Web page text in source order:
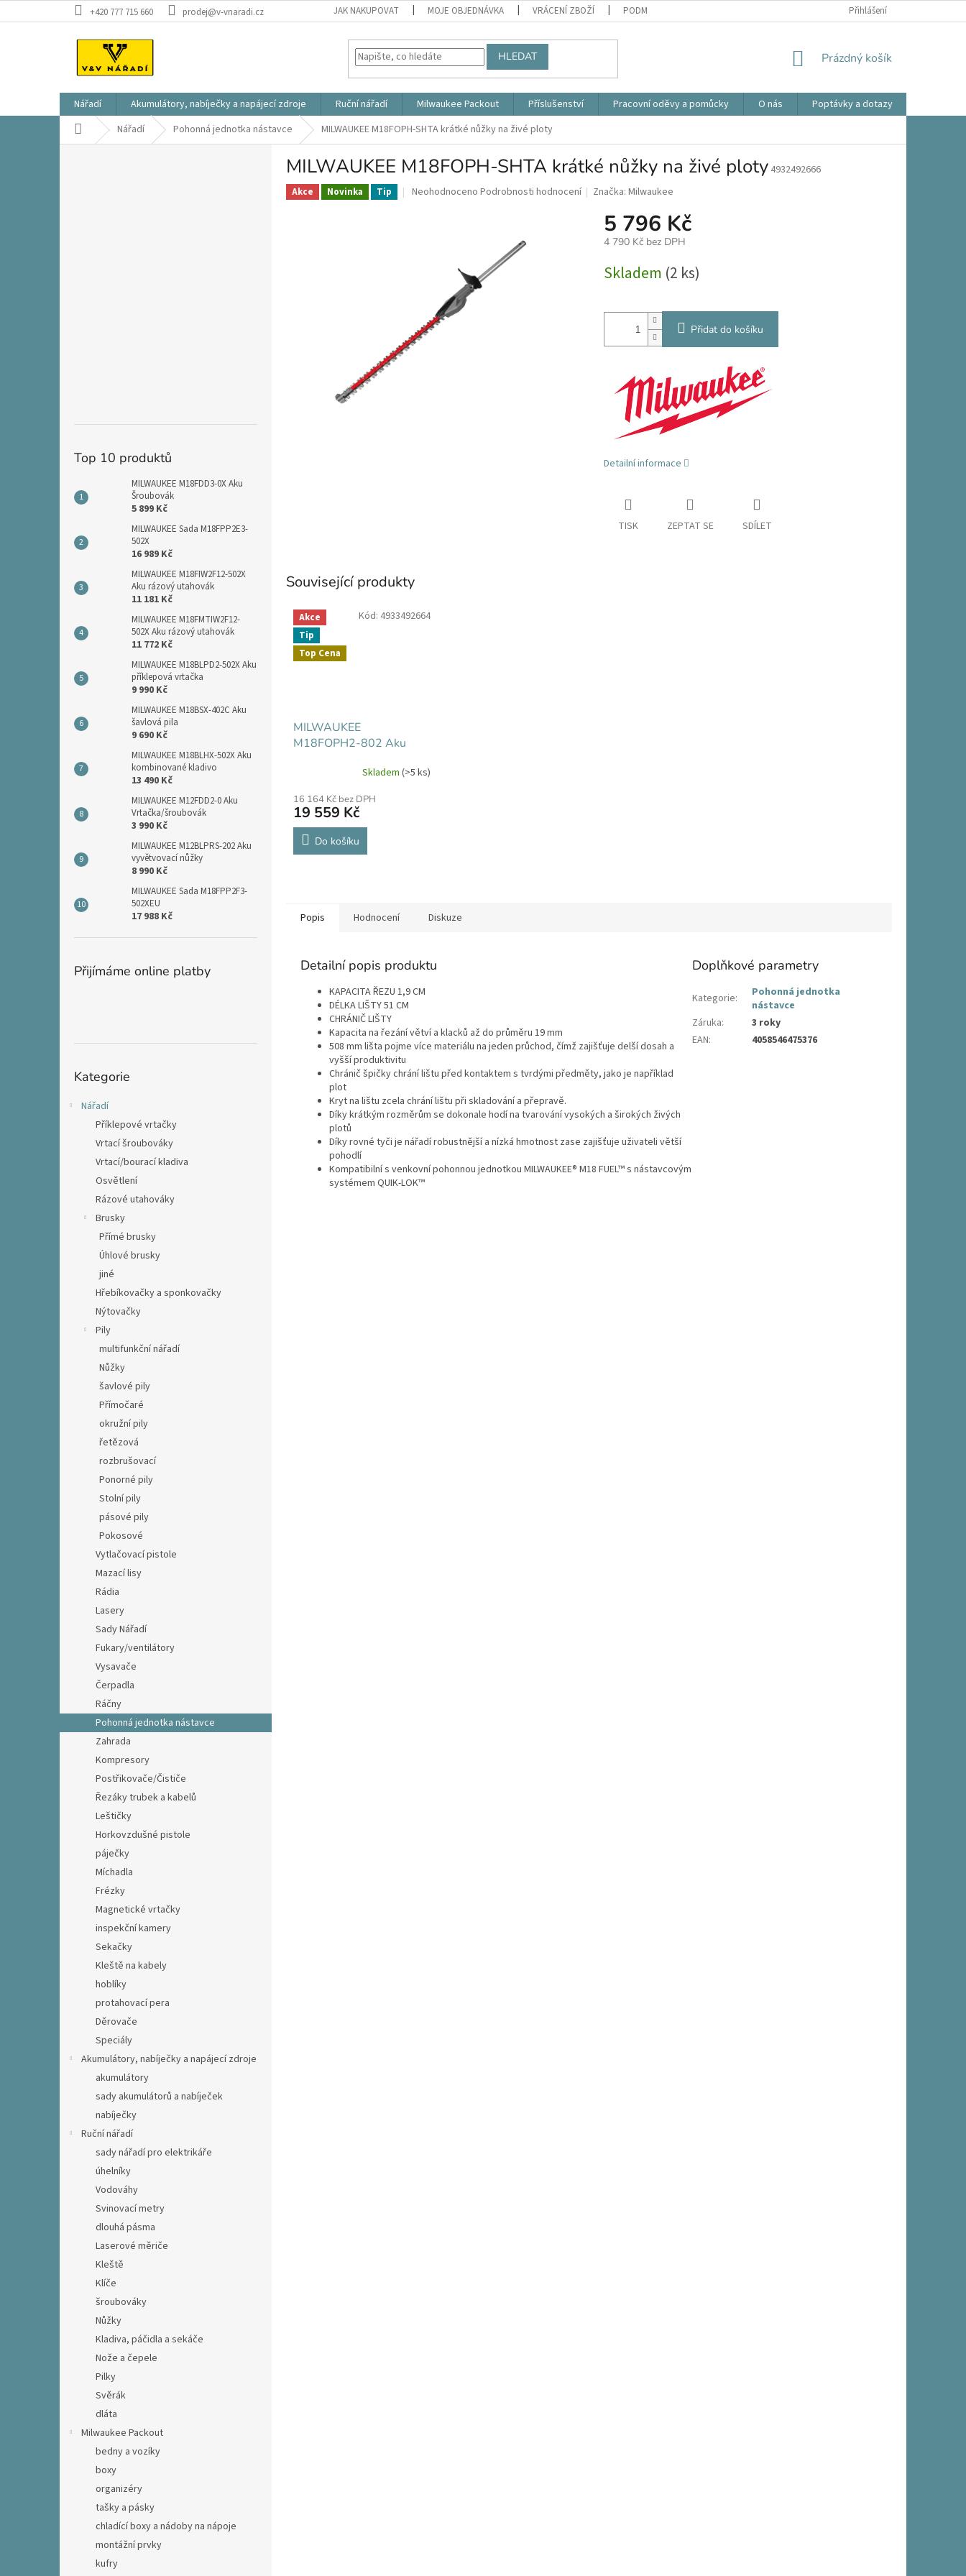
na
+420 777 715 660 prodej@v-vnaradi.cz JAK NAKUPOVAT MOJE OBJEDNÁVKA VRÁCENÍ ZBOŽÍ PODMÍNKY OCHRANY OSOBNÍCH ÚDAJŮ OBCHODNÍ PODMÍNKY
Přihlášení
HLEDAT
NÁKUPNÍ
Prázdný košík
Nářadí Akumulátory, nabíječky a napájecí zdroje Ruční nářadí Milwaukee Packout Příslušenství Pracovní oděvy a pomůcky O nás Poptávky a dotazy
Domů Nářadí Pohonná jednotka nástavce MILWAUKEE M18FOPH-SHTA krátké nůžky na živé ploty
Top 10 produktů
MILWAUKEE M18FDD3-0X Aku
Šroubovák
5 899 Kč
MILWAUKEE Sada M18FPP2E3-
502X
16 989 Kč
MILWAUKEE M18FIW2F12-502X
Aku rázový utahovák
11 181 Kč
MILWAUKEE M18FMTIW2F12-
502X Aku rázový utahovák
11 772 Kč
MILWAUKEE M18BLPD2-502X Aku
příklepová vrtačka
9 990 Kč
MILWAUKEE M18BSX-402C Aku
šavlová pila
9 690 Kč
MILWAUKEE M18BLHX-502X Aku
kombinované kladivo
13 490 Kč
MILWAUKEE M12FDD2-0 Aku
Vrtačka/šroubovák
3 990 Kč
MILWAUKEE M12BLPRS-202 Aku
vyvětvovací nůžky
8 990 Kč
MILWAUKEE Sada M18FPP2F3-
502XEU
17 988 Kč
Přijímáme online platby
kategorie
Kategorie
Nářadí
Příklepové vrtačky
Vrtací šroubováky
Vrtací/bourací kladiva
Osvětlení
Rázové utahováky
Brusky
Přímé brusky
Úhlové brusky
jiné
Hřebíkovačky a sponkovačky
Nýtovačky
Pily
multifunkční nářadí
Nůžky
šavlové pily
Přímočaré
okružní pily
řetězová
rozbrušovací
Ponorné pily
Stolní pily
pásové pily
Pokosové
Vytlačovací pistole
Mazací lisy
Rádia
Lasery
Sady Nářadí
Fukary/ventilátory
Vysavače
Čerpadla
Ráčny
Pohonná jednotka nástavce
Zahrada
Kompresory
Postřikovače/Čističe
Řezáky trubek a kabelů
Leštičky
Horkovzdušné pistole
páječky
Míchadla
Frézky
Magnetické vrtačky
inspekční kamery
Sekačky
Kleště na kabely
hoblíky
protahovací pera
Děrovače
Speciály
Akumulátory, nabíječky a napájecí zdroje
akumulátory
sady akumulátorů a nabíječek
nabíječky
Ruční nářadí
sady nářadí pro elektrikáře
úhelníky
Vodováhy
Svinovací metry
dlouhá pásma
Laserové měriče
Kleště
Klíče
šroubováky
Nůžky
Kladiva, páčidla a sekáče
Nože a čepele
Pilky
Svěrák
dláta
Milwaukee Packout
bedny a vozíky
boxy
organizéry
tašky a pásky
chladící boxy a nádoby na nápoje
montážní prvky
kufry
MILWAUKEE M18FOPH-SHTA krátké nůžky na živé ploty 4932492666
Akce Novinka Tip
Průměrné
Neohodnoceno Podrobnosti hodnocení Značka:Milwaukee
5 796 Kč
4 790 Kč bez DPH
cena:
Skladem (2 ks)
Přidat do košíku
Detailní informace
TISK ZEPTAT SE SDÍLET
Související produkty
Akce
Tip
Top Cena
MILWAUKEE
M18FOPH2-802 Aku
LOK pro zahradní nářadí
Skladem (>5 ks)
16 164 Kč bez DPH
19 559 Kč
Do košíku
Kód: 4933492664
Popis Hodnocení Diskuze
Detailní popis produktu
KAPACITA ŘEZU 1,9 CM
DÉLKA LIŠTY 51 CM
CHRÁNIČ LIŠTY
Kapacita na řezání větví a klacků až do průměru 19 mm
508 mm lišta pojme více materiálu na jeden průchod, čímž zajišťuje delší dosah a
vyšší produktivitu
Chránič špičky chrání lištu před kontaktem s tvrdými předměty, jako je například
plot
Kryt na lištu zcela chrání lištu při skladování a přepravě.
Díky krátkým rozměrům se dokonale hodí na tvarování vysokých a širokých živých
plotů
Díky rovné tyči je nářadí robustnější a nízká hmotnost zase zajišťuje uživateli větší
pohodlí
Kompatibilní s venkovní pohonnou jednotkou MILWAUKEE® M18 FUEL™ s nástavcovým
systémem QUIK-LOK™
Doplňkové parametry
Kategorie:
Pohonná jednotka
nástavce
Záruka:
3 roky
EAN: 4058546475376